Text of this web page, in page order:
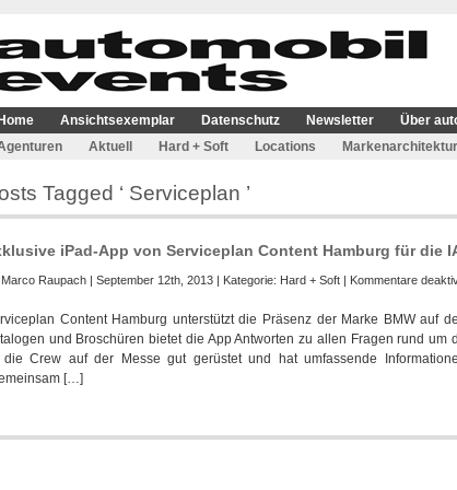
Home Ansichtsexemplar Datenschutz Newsletter Über
Aktuell Hard + Soft Locations Markenarchitektur
Tagged ‘ Serviceplan ’
iPad-App von Serviceplan Content Hamburg für die
Marco Raupach | September 12th, 2013 | Kategorie: Hard + Soft | Kommentare
Content Hamburg unterstützt die Präsenz der Marke BMW auf
und Broschüren bietet die App Antworten zu allen Fragen rund um
Crew auf der Messe gut gerüstet und hat umfassende
[…]